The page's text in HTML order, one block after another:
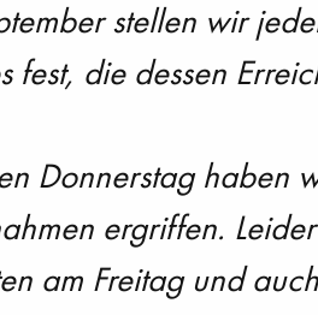
stellen wir
fest, die dessen
Donnerstag haben
ergriffen.
am Freitag und